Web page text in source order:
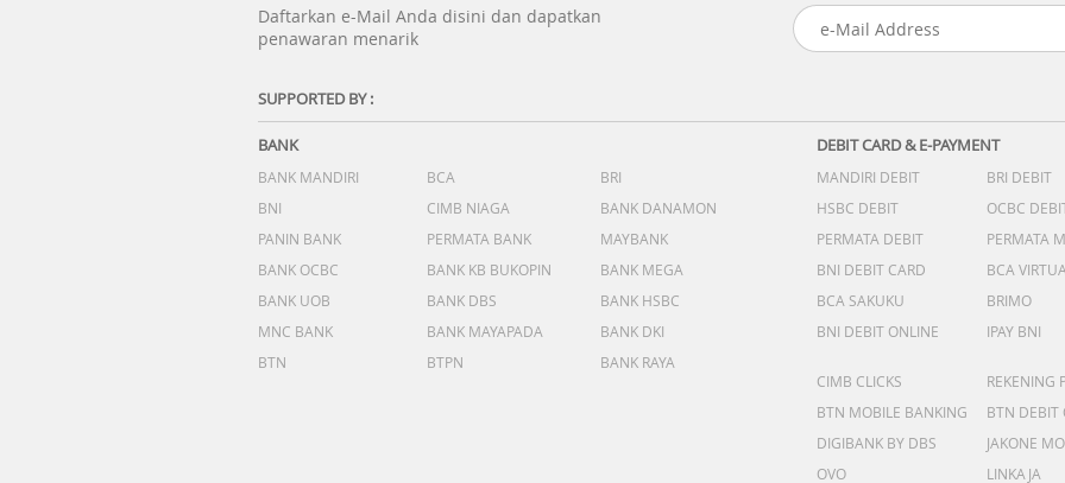
Daftarkan e-Mail Anda disini dan dapatkan
penawaran menarik
SUPPORTED BY :
BANK
BANK MANDIRI BCA
BRI
BNI
CIMB NIAGA
BANK DANAMON
PANIN BANK
PERMATA BANK
MAYBANK
BANK OCBC
BANK KB BUKOPIN
BANK MEGA
BANK UOB
BANK DBS
BANK HSBC
MNC BANK
BANK MAYAPADA
BANK DKI
BTN
BTPN BANK RAYA
DEBIT CARD & E-PAYMENT
MANDIRI DEBIT BRI DEBIT
HSBC DEBIT
OCBC
PERMATA DEBIT
PERMATA
BNI DEBIT CARD
BCA
BCA SAKUKU
BRIMO
BNI DEBIT ONLINE
IPAY BNI
CIMB CLICKS
REKENING
BTN MOBILE BANKING
BTN DEBIT
DIGIBANK BY DBS
JAKONE
OVO
LINKAJA